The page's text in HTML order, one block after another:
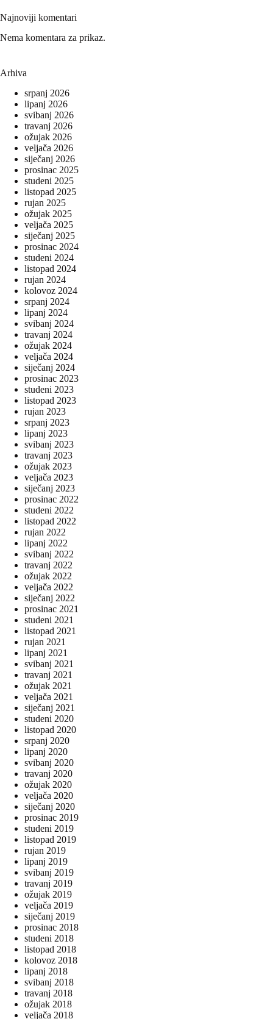
Najnoviji komentari
Nema komentara za prikaz.
Arhiva
srpanj 2026
lipanj 2026
svibanj 2026
travanj 2026
ožujak 2026
veljača 2026
siječanj 2026
prosinac 2025
studeni 2025
listopad 2025
rujan 2025
ožujak 2025
veljača 2025
siječanj 2025
prosinac 2024
studeni 2024
listopad 2024
rujan 2024
kolovoz 2024
srpanj 2024
lipanj 2024
svibanj 2024
travanj 2024
ožujak 2024
veljača 2024
siječanj 2024
prosinac 2023
studeni 2023
listopad 2023
rujan 2023
srpanj 2023
lipanj 2023
svibanj 2023
travanj 2023
ožujak 2023
veljača 2023
siječanj 2023
prosinac 2022
studeni 2022
listopad 2022
rujan 2022
lipanj 2022
svibanj 2022
travanj 2022
ožujak 2022
veljača 2022
siječanj 2022
prosinac 2021
studeni 2021
listopad 2021
rujan 2021
lipanj 2021
svibanj 2021
travanj 2021
ožujak 2021
veljača 2021
siječanj 2021
studeni 2020
listopad 2020
srpanj 2020
lipanj 2020
svibanj 2020
travanj 2020
ožujak 2020
veljača 2020
siječanj 2020
prosinac 2019
studeni 2019
listopad 2019
rujan 2019
lipanj 2019
svibanj 2019
travanj 2019
ožujak 2019
veljača 2019
siječanj 2019
prosinac 2018
studeni 2018
listopad 2018
kolovoz 2018
lipanj 2018
svibanj 2018
travanj 2018
ožujak 2018
veljača 2018